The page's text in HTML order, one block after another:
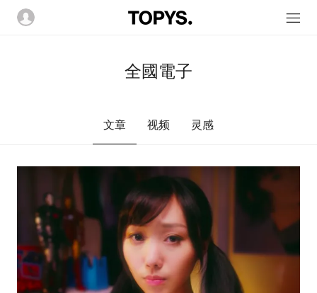
全國電子
文章 视频 灵感